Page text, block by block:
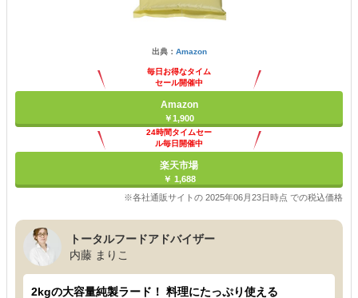
出典： Amazon
毎日お得なタイム
セール開催中
Amazon
￥1,900
24時間タイムセー
ル毎日開催中
楽天市場
￥ 1,688
※各社通販サイトの 2025年06月23日時点 での税込価格
トータルフードアドバイザー
内藤 まりこ
2kgの大容量純製ラード！ 料理にたっぷり使える